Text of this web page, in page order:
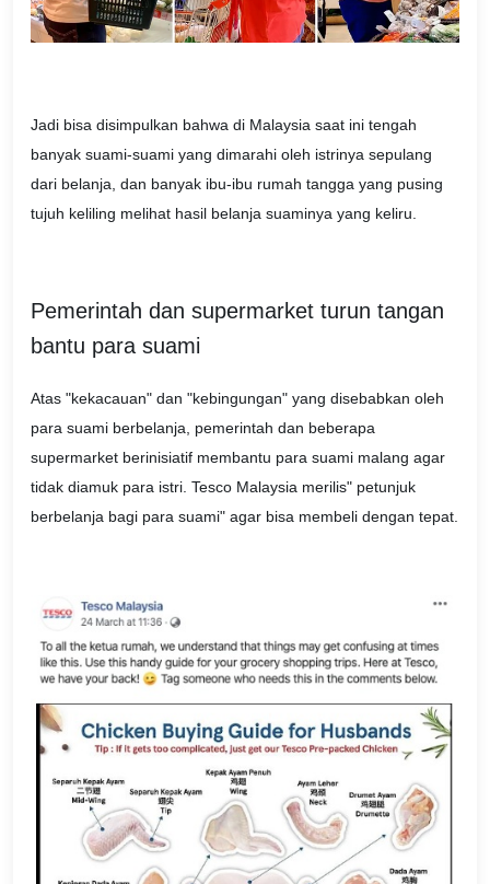
Jadi bisa disimpulkan bahwa di Malaysia saat ini tengah
banyak suami-suami yang dimarahi oleh istrinya sepulang
dari belanja, dan banyak ibu-ibu rumah tangga yang pusing
tujuh keliling melihat hasil belanja suaminya yang keliru.
Pemerintah dan supermarket turun tangan
bantu para suami
Atas "kekacauan" dan "kebingungan" yang disebabkan oleh
para suami berbelanja, pemerintah dan beberapa
supermarket berinisiatif membantu para suami malang agar
tidak diamuk para istri. Tesco Malaysia merilis" petunjuk
berbelanja bagi para suami" agar bisa membeli dengan tepat.